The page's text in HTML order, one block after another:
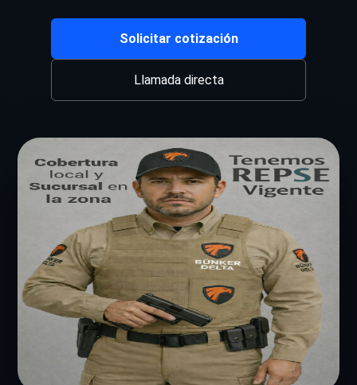
Solicitar cotización
Llamada directa